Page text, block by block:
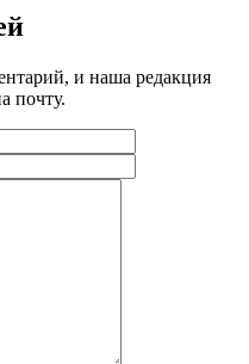
и наша редакция
почту.